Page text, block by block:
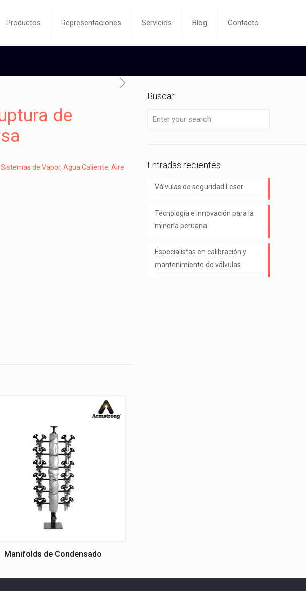
Productos Representaciones Servicios Blog Contacto
de
Sistemas de Vapor, Agua Caliente, Aire
Manifolds de Condensado
Buscar
Entradas recientes
Válvulas de seguridad Leser
Tecnología e innovación para la
minería peruana
Especialistas en calibración y
mantenimiento de válvulas